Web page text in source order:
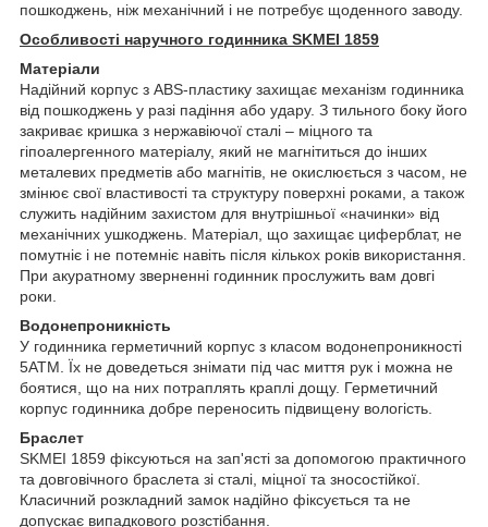
пошкоджень, ніж механічний і не потребує щоденного заводу.
Особливості наручного годинника SKMEI 1859
Матеріали
Надійний корпус з ABS-пластику захищає механізм годинника
від пошкоджень у разі падіння або удару. З тильного боку його
закриває кришка з нержавіючої сталі – міцного та
гіпоалергенного матеріалу, який не магнітиться до інших
металевих предметів або магнітів, не окислюється з часом, не
змінює свої властивості та структуру поверхні роками, а також
служить надійним захистом для внутрішньої «начинки» від
механічних ушкоджень. Матеріал, що захищає циферблат, не
помутніє і не потемніє навіть після кількох років використання.
При акуратному зверненні годинник прослужить вам довгі
роки.
Водонепроникність
У годинника герметичний корпус з класом водонепроникності
5ATM. Їх не доведеться знімати під час миття рук і можна не
боятися, що на них потраплять краплі дощу. Герметичний
корпус годинника добре переносить підвищену вологість.
Браслет
SKMEI 1859 фіксуються на зап'ясті за допомогою практичного
та довговічного браслета зі сталі, міцної та зносостійкої.
Класичний розкладний замок надійно фіксується та не
допускає випадкового розстібання.